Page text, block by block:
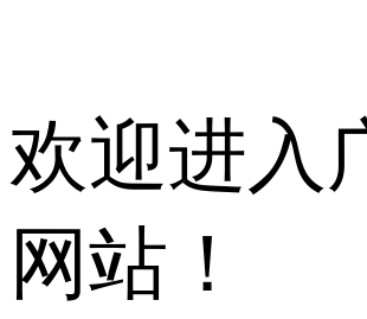
欢迎进入
网站！